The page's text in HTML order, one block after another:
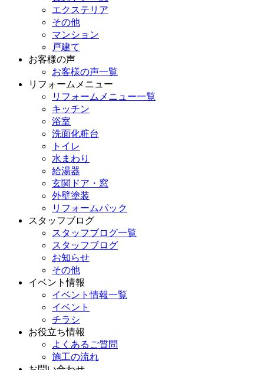
エクステリア
その他
マンション
戸建て
お客様の声
お客様の声一覧
リフォームメニュー
リフォームメニュー一覧
キッチン
浴室
洗面化粧台
トイレ
水まわり
給湯器
玄関ドア・窓
外壁塗装
リフォームパック
スタッフブログ
スタッフブログ一覧
スタッフブログ
お知らせ
その他
イベント情報
イベント情報一覧
イベント
チラシ
お役立ち情報
よくあるご質問
施工の流れ